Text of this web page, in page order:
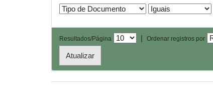
Resultados/Página | Ordenar registros por